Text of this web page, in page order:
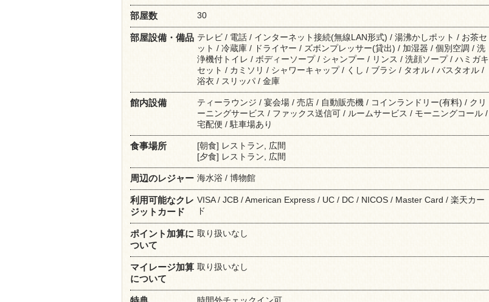
部屋数 30
部屋設備・備品 テレビ / 電話 / インターネット接続(無線LAN形式) / 湯沸かしポット / お茶セ
ット / 冷蔵庫 / ドライヤー / ズボンプレッサー(貸出) / 加湿器 / 個別空調 / 洗
浄機付トイレ / ボディーソープ / シャンプー / リンス / 洗顔ソープ / ハミガキ
セット / カミソリ / シャワーキャップ / くし / ブラシ / タオル / バスタオル /
浴衣 / スリッパ / 金庫
館内設備
ティーラウンジ / 宴会場 / 売店 / 自動販売機 / コインランドリー(有料) / クリ
ーニングサービス / ファックス送信可 / ルームサービス / モーニングコール /
宅配便 / 駐車場あり
食事場所
[朝食] レストラン, 広間
[夕食] レストラン, 広間
周辺のレジャー 海水浴 / 博物館
利用可能なクレ
ジットカード
VISA / JCB / American Express / UC / DC / NICOS / Master Card / 楽天カー
ド
ポイント加算に
ついて
取り扱いなし
マイレージ加算
について
取り扱いなし